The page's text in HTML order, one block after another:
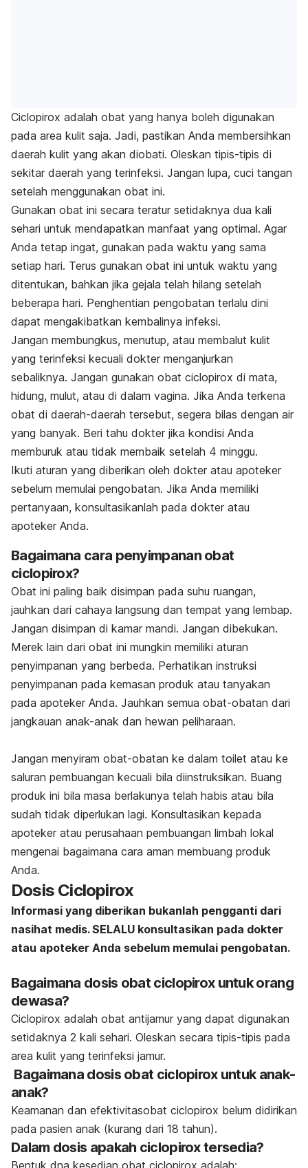
Ciclopirox adalah obat yang hanya boleh digunakan
pada area kulit saja. Jadi, pastikan Anda membersihkan
daerah kulit yang akan diobati. Oleskan tipis-tipis di
sekitar daerah yang terinfeksi. Jangan lupa, cuci tangan
setelah menggunakan obat ini.
Gunakan obat ini secara teratur setidaknya dua kali
sehari untuk mendapatkan manfaat yang optimal. Agar
Anda tetap ingat, gunakan pada waktu yang sama
setiap hari. Terus gunakan obat ini untuk waktu yang
ditentukan, bahkan jika gejala telah hilang setelah
beberapa hari. Penghentian pengobatan terlalu dini
dapat mengakibatkan kembalinya infeksi.
Jangan membungkus, menutup, atau membalut kulit
yang terinfeksi kecuali dokter menganjurkan
sebaliknya. Jangan gunakan obat ciclopirox di mata,
hidung, mulut, atau di dalam vagina. Jika Anda terkena
obat di daerah-daerah tersebut, segera bilas dengan air
yang banyak. Beri tahu dokter jika kondisi Anda
memburuk atau tidak membaik setelah 4 minggu.
Ikuti aturan yang diberikan oleh dokter atau apoteker
sebelum memulai pengobatan. Jika Anda memiliki
pertanyaan, konsultasikanlah pada dokter atau
apoteker Anda.
Bagaimana cara penyimpanan obat
ciclopirox?
Obat ini paling baik disimpan pada suhu ruangan,
jauhkan dari cahaya langsung dan tempat yang lembap.
Jangan disimpan di kamar mandi. Jangan dibekukan.
Merek lain dari obat ini mungkin memiliki aturan
penyimpanan yang berbeda. Perhatikan instruksi
penyimpanan pada kemasan produk atau tanyakan
pada apoteker Anda. Jauhkan semua obat-obatan dari
jangkauan anak-anak dan hewan peliharaan.
Jangan menyiram obat-obatan ke dalam toilet atau ke
saluran pembuangan kecuali bila diinstruksikan. Buang
produk ini bila masa berlakunya telah habis atau bila
sudah tidak diperlukan lagi. Konsultasikan kepada
apoteker atau perusahaan pembuangan limbah lokal
mengenai bagaimana cara aman membuang produk
Anda.
Dosis Ciclopirox
Informasi yang diberikan bukanlah pengganti dari
nasihat medis. SELALU konsultasikan pada dokter
atau apoteker Anda sebelum memulai pengobatan.
Bagaimana dosis obat ciclopirox untuk orang
dewasa?
Ciclopirox adalah obat antijamur yang dapat digunakan
setidaknya 2 kali sehari. Oleskan secara tipis-tipis pada
area kulit yang terinfeksi jamur.
Bagaimana dosis obat ciclopirox untuk anak-
anak?
Keamanan dan efektivitasobat ciclopirox belum didirikan
pada pasien anak (kurang dari 18 tahun).
Dalam dosis apakah ciclopirox tersedia?